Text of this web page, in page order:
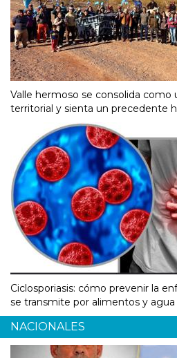
Valle hermoso se consolida como
territorial y sienta un precedente
Ciclosporiasis: cómo prevenir la
se transmite por alimentos y
NACIONALES